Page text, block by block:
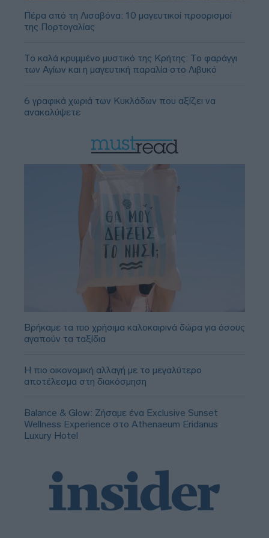
Πέρα από τη Λισαβόνα: 10 μαγευτικοί προορισμοί
της Πορτογαλίας
Το καλά κρυμμένο μυστικό της Κρήτης: Το φαράγγι
των Αγίων και η μαγευτική παραλία στο Λιβυκό
6 γραφικά χωριά των Κυκλάδων που αξίζει να
ανακαλύψετε
Βρήκαμε τα πιο χρήσιμα καλοκαιρινά δώρα για όσους
αγαπούν τα ταξίδια
Η πιο οικονομική αλλαγή με το μεγαλύτερο
αποτέλεσμα στη διακόσμηση
Balance & Glow: Ζήσαμε ένα Exclusive Sunset
Wellness Experience στο Athenaeum Eridanus
Luxury Hotel